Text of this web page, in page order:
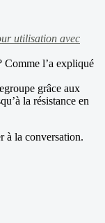
utilisation avec
Comme l’a expliqué
grâce aux
la résistance en
à la conversation.